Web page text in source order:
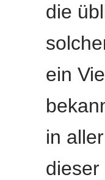
die
ein
in